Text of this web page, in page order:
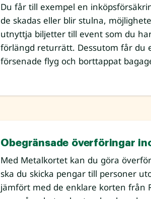
Du får till exempel en
de skadas eller blir stulna,
utnyttja biljetter till event som du
förlängd returrätt. Dessutom får du
försenade flyg och borttappat
Obegränsade överföringar
Med Metalkortet kan du göra
ska du skicka pengar till personer
jämfört med de enklare korten från